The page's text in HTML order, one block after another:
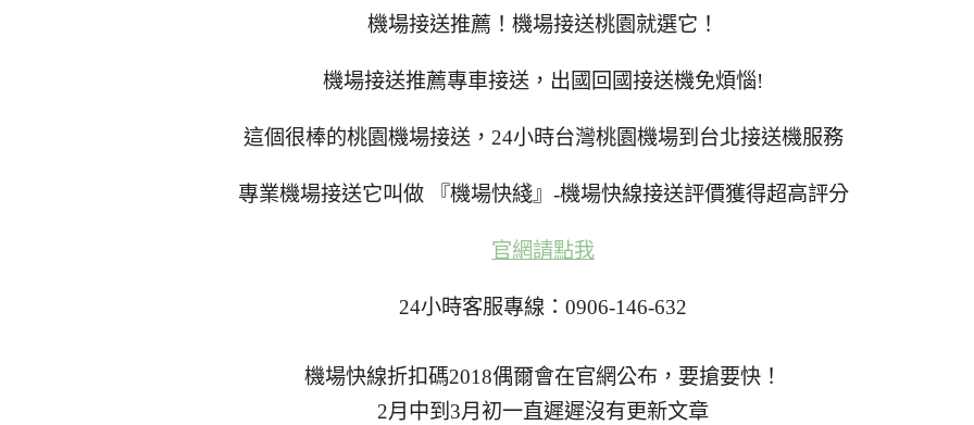
機場接送推薦！機場接送桃園就選它！
機場接送推薦專車接送，出國回國接送機免煩惱!
這個很棒的桃園機場接送，24小時台灣桃園機場到台北接送機服務
專業機場接送它叫做 『機場快綫』-機場快線接送評價獲得超高評分
官網請點我
24小時客服專線：0906-146-632
機場快線折扣碼2018偶爾會在官網公布，要搶要快！
2月中到3月初一直遲遲沒有更新文章